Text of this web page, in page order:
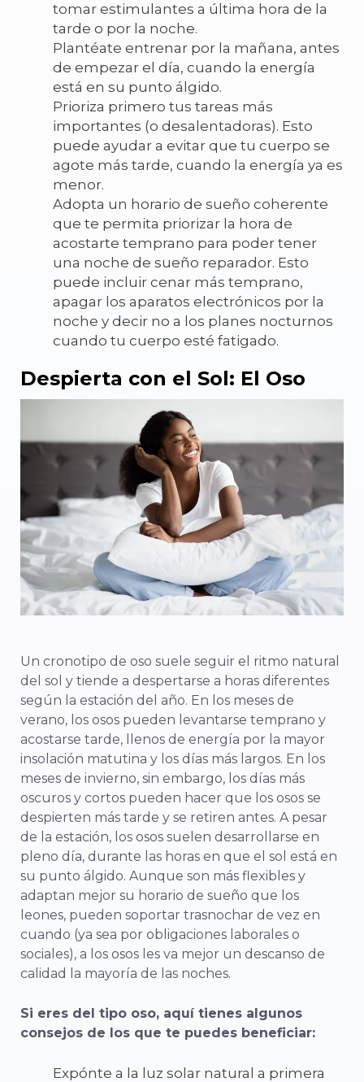
tomar estimulantes a última hora de la
tarde o por la noche.
Plantéate entrenar por la mañana, antes
de empezar el día, cuando la energía
está en su punto álgido.
Prioriza primero tus tareas más
importantes (o desalentadoras). Esto
puede ayudar a evitar que tu cuerpo se
agote más tarde, cuando la energía ya es
menor.
Adopta un horario de sueño coherente
que te permita priorizar la hora de
acostarte temprano para poder tener
una noche de sueño reparador. Esto
puede incluir cenar más temprano,
apagar los aparatos electrónicos por la
noche y decir no a los planes nocturnos
cuando tu cuerpo esté fatigado.
Despierta con el Sol: El Oso
Un cronotipo de oso suele seguir el ritmo natural
del sol y tiende a despertarse a horas diferentes
según la estación del año. En los meses de
verano, los osos pueden levantarse temprano y
acostarse tarde, llenos de energía por la mayor
insolación matutina y los días más largos. En los
meses de invierno, sin embargo, los días más
oscuros y cortos pueden hacer que los osos se
despierten más tarde y se retiren antes. A pesar
de la estación, los osos suelen desarrollarse en
pleno día, durante las horas en que el sol está en
su punto álgido. Aunque son más flexibles y
adaptan mejor su horario de sueño que los
leones, pueden soportar trasnochar de vez en
cuando (ya sea por obligaciones laborales o
sociales), a los osos les va mejor un descanso de
calidad la mayoría de las noches.
Si eres del tipo oso, aquí tienes algunos
consejos de los que te puedes beneficiar:
Expónte a la luz solar natural a primera